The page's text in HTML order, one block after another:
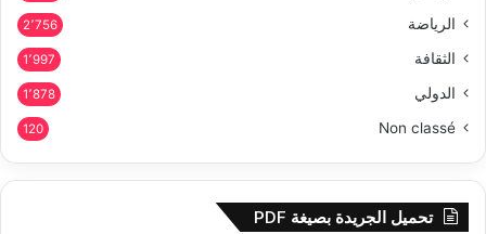
الرياضة 2٬756
الثقافة 1٬997
الدولي 1٬878
Non classé
120
تحميل الجريدة بصيغة PDF